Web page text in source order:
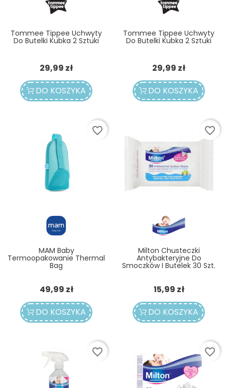
Tommee Tippee Uchwyty
Do Butelki Kubka 2 Sztuki
29,99 złCena
DO KOSZYKA
Tommee Tippee Uchwyty
Do Butelki Kubka 2 Sztuki
29,99 złCena
DO KOSZYKA
MAM Baby
Termoopakowanie Thermal
Bag
49,99 złCena
DO KOSZYKA
favorite_border
Milton Chusteczki
Antybakteryjne Do
Smoczków I Butelek 30 Szt.
15,99 złCena
DO KOSZYKA
favorite_border
favorite_border favorite_border